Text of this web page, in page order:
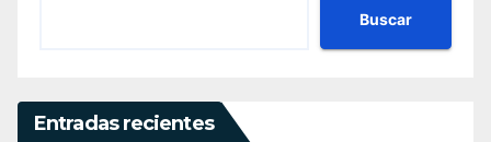
Buscar
Entradas recientes